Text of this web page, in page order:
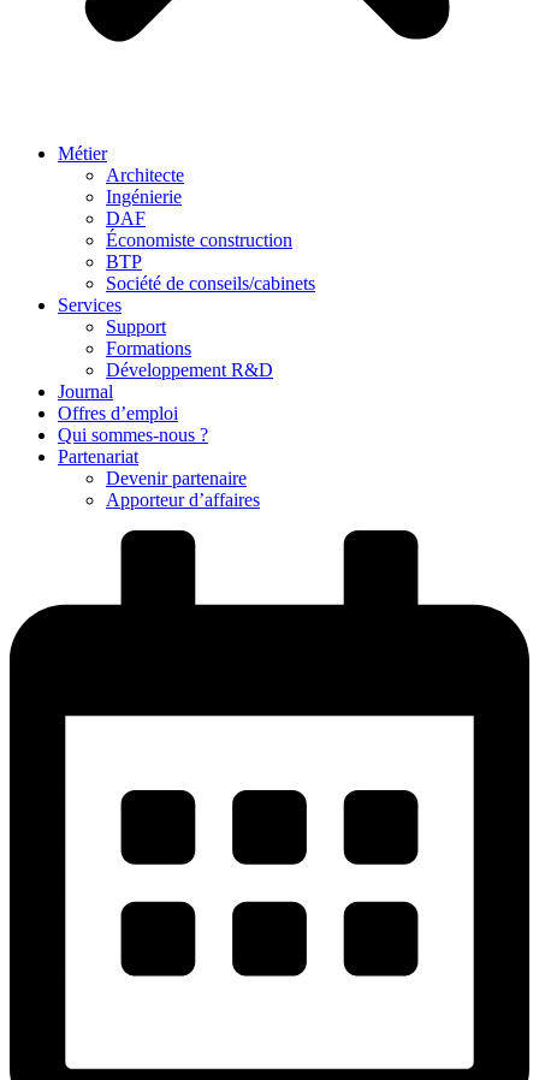
Métier
Architecte
Ingénierie
DAF
Économiste construction
BTP
Société de conseils/cabinets
Services
Support
Formations
Développement R&D
Journal
Offres d’emploi
Qui sommes-nous ?
Partenariat
Devenir partenaire
Apporteur d’affaires